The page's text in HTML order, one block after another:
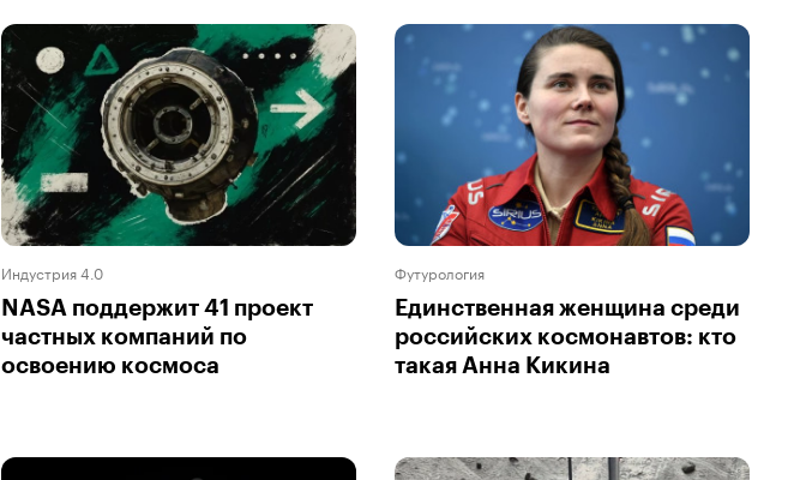
Индустрия 4.0
NASA поддержит 41 проект
частных компаний по
освоению космоса
Футурология
Единственная женщина среди
российских космонавтов: кто
такая Анна Кикина